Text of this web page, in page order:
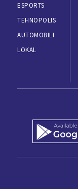
ESPORTS
TEHNOPOLIS
AUTOMOBILI
LOKAL